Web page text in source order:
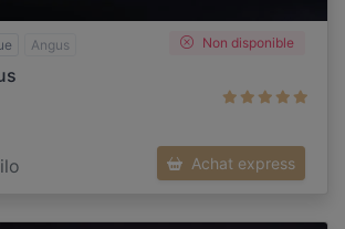
Angus Non disponible
Achat express